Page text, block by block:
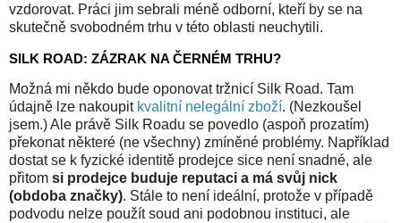
vzdorovat. Práci jim sebrali méně odborní, kteří by se na
skutečně svobodném trhu v této oblasti neuchytili.
SILK ROAD: ZÁZRAK NA ČERNÉM TRHU?
Možná mi někdo bude oponovat tržnicí Silk Road. Tam
údajně lze nakoupit kvalitní nelegální zboží. (Nezkoušel
jsem.) Ale právě Silk Roadu se povedlo (aspoň prozatím)
překonat některé (ne všechny) zmíněné problémy. Například
dostat se k fyzické identitě prodejce sice není snadné, ale
přitom si prodejce buduje reputaci a má svůj nick
(obdoba značky). Stále to není ideální, protože v případě
podvodu nelze použít soud ani podobnou instituci, ale